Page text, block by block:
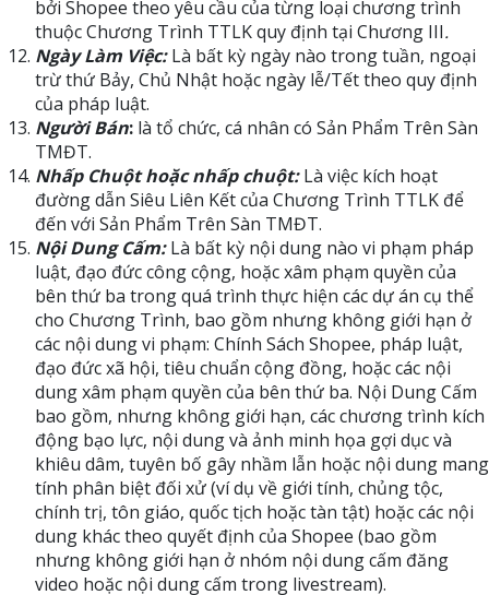
bởi Shopee theo yêu cầu của từng loại chương trình
thuộc Chương Trình TTLK quy định tại Chương III.
Ngày Làm Việc:Là bất kỳ ngày nào trong tuần, ngoại
trừ thứ Bảy, Chủ Nhật hoặc ngày lễ/Tết theo quy định
của pháp luật.
Người Bán: là tổ chức, cá nhân có Sản Phẩm Trên Sàn
TMĐT.
Nhấp Chuột hoặc nhấp chuột:Là việc kích hoạt
đường dẫn Siêu Liên Kết của Chương Trình TTLK để
đến với Sản Phẩm Trên Sàn TMĐT.
Nội Dung Cấm:Là bất kỳ nội dung nào vi phạm pháp
luật, đạo đức công cộng, hoặc xâm phạm quyền của
bên thứ ba trong quá trình thực hiện các dự án cụ thể
cho Chương Trình, bao gồm nhưng không giới hạn ở
các nội dung vi phạm: Chính Sách Shopee, pháp luật,
đạo đức xã hội, tiêu chuẩn cộng đồng, hoặc các nội
dung xâm phạm quyền của bên thứ ba. Nội Dung Cấm
bao gồm, nhưng không giới hạn, các chương trình kích
động bạo lực, nội dung và ảnh minh họa gợi dục và
khiêu dâm, tuyên bố gây nhầm lẫn hoặc nội dung mang
tính phân biệt đối xử (ví dụ về giới tính, chủng tộc,
chính trị, tôn giáo, quốc tịch hoặc tàn tật) hoặc các nội
dung khác theo quyết định của Shopee (bao gồm
nhưng không giới hạn ở nhóm nội dung cấm đăng
video hoặc nội dung cấm trong livestream).